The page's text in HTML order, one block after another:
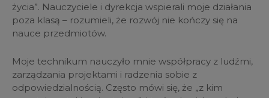
życia”. Nauczyciele i dyrekcja wspierali moje działania
poza klasą – rozumieli, że rozwój nie kończy się na
nauce przedmiotów.
Moje technikum nauczyło mnie współpracy z ludźmi,
zarządzania projektami i radzenia sobie z
odpowiedzialnością. Często mówi się, że „z kim